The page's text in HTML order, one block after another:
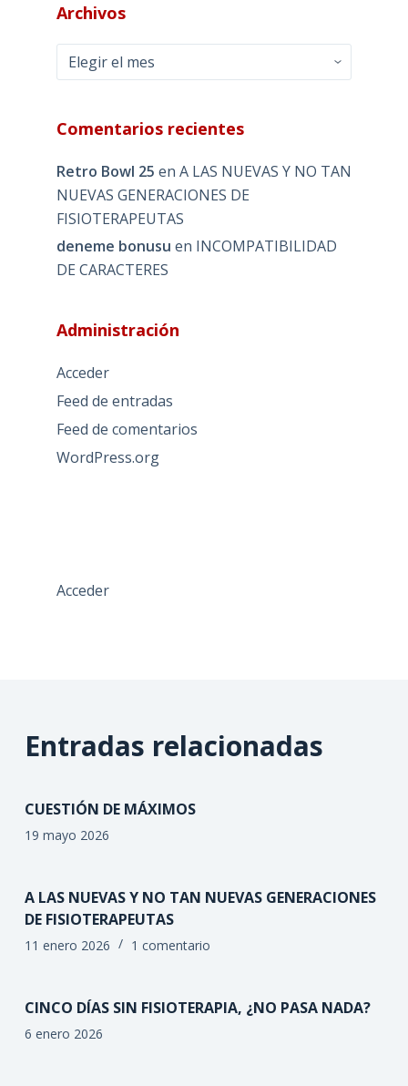
Archivos
Archivos
Comentarios recientes
Retro Bowl 25 en A LAS NUEVAS Y NO TAN
NUEVAS GENERACIONES DE
FISIOTERAPEUTAS
deneme bonusu en INCOMPATIBILIDAD
DE CARACTERES
Administración
Acceder
Feed de entradas
Feed de comentarios
WordPress.org
Acceder
Entradas relacionadas
CUESTIÓN DE MÁXIMOS
19 mayo 2026
A LAS NUEVAS Y NO TAN NUEVAS GENERACIONES
DE FISIOTERAPEUTAS
11 enero 2026 1 comentario
CINCO DÍAS SIN FISIOTERAPIA, ¿NO PASA NADA?
6 enero 2026